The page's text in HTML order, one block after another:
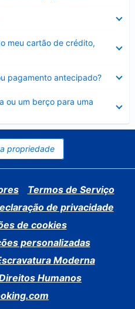
meu cartão de crédito,
pagamento antecipado?
ou um berço para uma
propriedade
Termos de Serviço
de privacidade
de cookies
personalizadas
Moderna
Humanos